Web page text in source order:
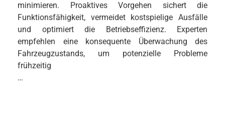
minimieren. Proaktives Vorgehen sichert die
Funktionsfähigkeit, vermeidet kostspielige Ausfälle
und optimiert die Betriebseffizienz. Experten
empfehlen eine konsequente Überwachung des
Fahrzeugzustands, um potenzielle Probleme
frühzeitig
…